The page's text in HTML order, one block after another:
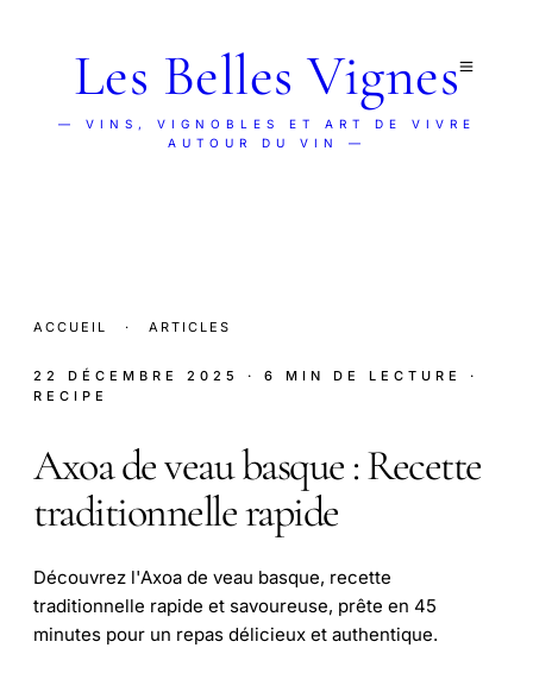
Les Belles Vignes
— VINS, VIGNOBLES ET ART DE VIVRE
AUTOUR DU VIN —
ACCUEIL · ARTICLES
22 DÉCEMBRE 2025 · 6 MIN DE LECTURE
·
RECIPE
Axoa de veau basque : Recette
traditionnelle rapide
Découvrez l'Axoa de veau basque, recette
traditionnelle rapide et savoureuse, prête en 45
minutes pour un repas délicieux et authentique.